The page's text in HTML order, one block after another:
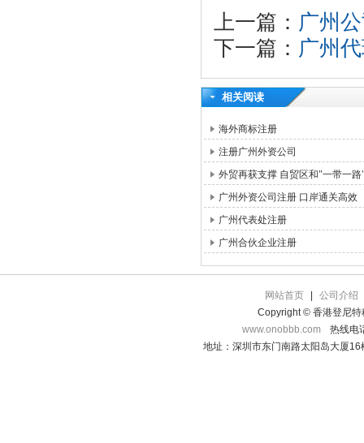
上一篇： 广州
下一篇： 广州
相关阅读
海外商标注册
注册广州外资公司
外贸再获支撑 自贸区和"一带一
广州外资公司注册 口岸通关高效
广州代表处注册
广州合伙企业注册
网站首页
公司介绍
Copyright © 香港登尼特
www.onobbb.com
热线电
地址：深圳市东门南路太阳岛大厦